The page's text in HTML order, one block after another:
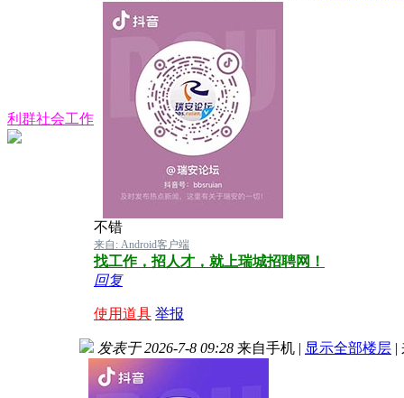
利群社会工作
不错
来自: Android客户端
找工作，招人才，就上瑞城招聘网！
回复
使用道具 举报
发表于 2026-7-8 09:28 来自手机 | 显示全部楼层 |